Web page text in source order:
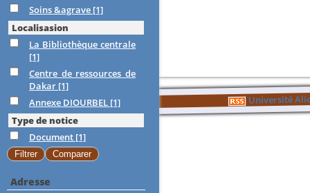
Université
Soins &agrave [1]
Localisasion
La Bibliothèque centrale
[1]
Centre de ressources de
Dakar [1]
Annexe DIOURBEL [1]
Type de notice
Document [1]
Adresse